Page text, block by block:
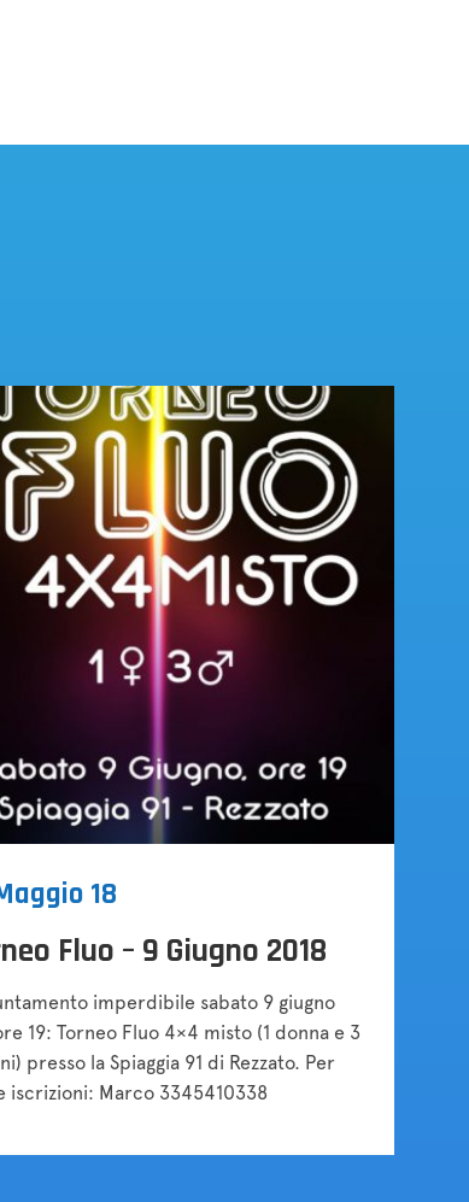
Tornei
18
Fluo – 9 Giugno 2018
imperdibile sabato 9 giugno
19: Torneo Fluo 4×4 misto (1 donna e 3
presso la Spiaggia 91 di Rezzato. Per
iscrizioni: Marco 3345410338